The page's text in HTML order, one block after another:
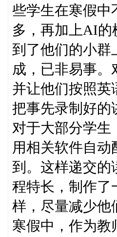
些学生在寒假中
多，再加上AI的
到了他们的小群
成，已非易事
并让他们按照英
把事先录制好的
对于大部分学生
用相关软件自
到。这样递交的
程特长，制作了
样，尽量减少他
寒假中，作为教